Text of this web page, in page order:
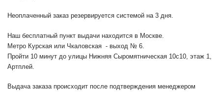
Неоплаченный заказ резервируется системой на 3 дня.
Наш бесплатный пункт выдачи находится в Москве.
Метро Курская или Чкаловская - выход № 6.
Пройти 10 минут до улицы Нижняя Сыромятническая 10с10, этаж 1,
Артплей.
Выдача заказа происходит после подтверждения менеджером